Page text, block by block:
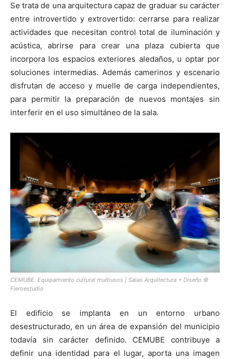
Se trata de una arquitectura capaz de graduar su carácter
entre introvertido y extrovertido: cerrarse para realizar
actividades que necesitan control total de iluminación y
acústica, abrirse para crear una plaza cubierta que
incorpora los espacios exteriores aledaños, u optar por
soluciones intermedias. Además camerinos y escenario
disfrutan de acceso y muelle de carga independientes,
para permitir la preparación de nuevos montajes sin
interferir en el uso simultáneo de la sala.
CEMUBE. Equipamiento cultural multiusos | Salas Arquitectura + Diseño ©
Fieroestudio
El edificio se implanta en un entorno urbano
desestructurado, en un área de expansión del municipio
todavía sin carácter definido. CEMUBE contribuye a
definir una identidad para el lugar, aporta una imagen